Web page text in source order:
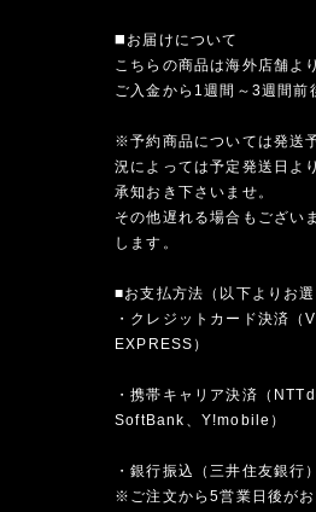
◼️お届けについて
こちらの商品は海外店舗よ
ご入金から1週間～3週間
※予約商品については発送
況によっては予定発送日よ
承知おき下さいませ。
その他遅れる場合もござい
します。
■お支払方法（以下よりお選
・クレジットカード決済
EXPRESS）
・携帯キャリア決済（
SoftBank、Y!mobile）
・銀行振込（三井住友銀行）
※ご注文から5営業日後が